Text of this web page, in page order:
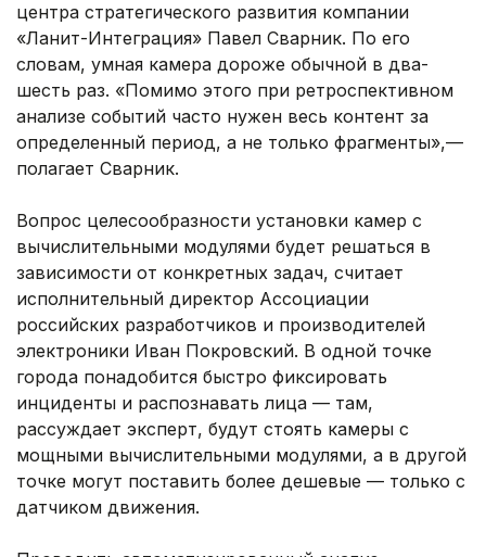
центра стратегического развития компании
«Ланит-Интеграция» Павел Сварник. По его
словам, умная камера дороже обычной в два-
шесть раз. «Помимо этого при ретроспективном
анализе событий часто нужен весь контент за
определенный период, а не только фрагменты»,—
полагает Сварник.
Вопрос целесообразности установки камер с
вычислительными модулями будет решаться в
зависимости от конкретных задач, считает
исполнительный директор Ассоциации
российских разработчиков и производителей
электроники Иван Покровский. В одной точке
города понадобится быстро фиксировать
инциденты и распознавать лица — там,
рассуждает эксперт, будут стоять камеры с
мощными вычислительными модулями, а в другой
точке могут поставить более дешевые — только с
датчиком движения.